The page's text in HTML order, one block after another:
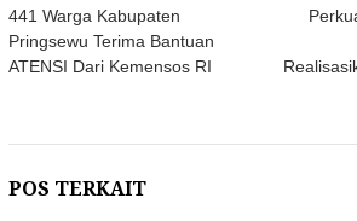
pos
441 Warga Kabupaten
Pringsewu Terima Bantuan
ATENSI Dari Kemensos RI
POS TERKAIT